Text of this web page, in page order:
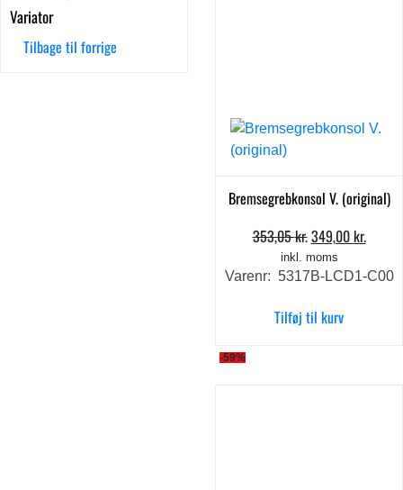
Variator
Tilbage til forrige
Bremsegrebkonsol V. (original)
353,05kr. Den
oprindelige
pris
353,05 kr..
349,00kr.
pris
inkl. moms
Varenr: 5317B-LCD1-C00
Tilføj til kurv
-59%